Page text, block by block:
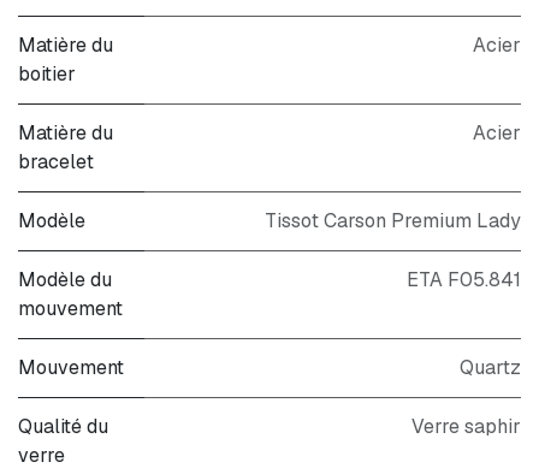
Matière du
boitier
Acier
Matière du
bracelet
Acier
Modèle Tissot Carson Premium Lady
Modèle du
mouvement
ETA F05.841
Mouvement Quartz
Qualité du
verre
Verre saphir